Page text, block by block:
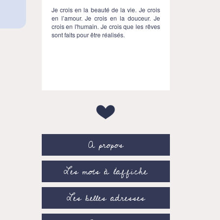
Je crois en la beauté de la vie. Je crois
en l’amour. Je crois en la douceur. Je
crois en l'humain. Je crois que les rêves
sont faits pour être réalisés.
A propos
Les mots à l’affiche
Les belles adresses